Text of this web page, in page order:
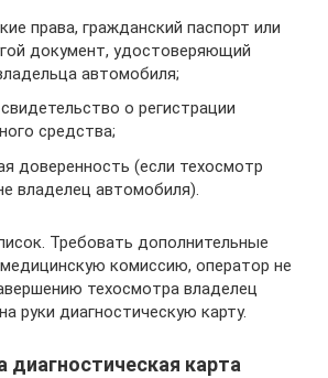
права, гражданский паспорт или
документ, удостоверяющий
автомобиля;
о регистрации
средства;
доверенность (если техосмотр
владелец автомобиля).
Требовать дополнительные
медицинскую комиссию, оператор не
техосмотра владелец
руки диагностическую карту.
диагностическая карта